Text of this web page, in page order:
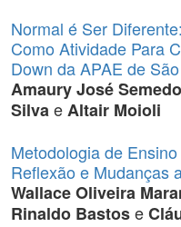
Normal é Ser
Como Atividade Para
Down da APAE de
Amaury José
SilvaeAltair Moioli
Metodologia de
Reflexão e Mudanças
Wallace Oliveira
Rinaldo Bastose